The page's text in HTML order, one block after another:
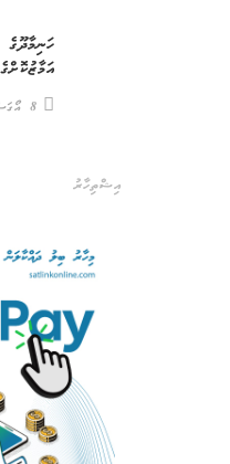
8 އޯގަސްޓް، 2026
އިޝްތިހާރު